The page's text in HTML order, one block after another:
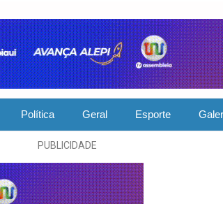
Política Geral Esporte
PUBLICIDADE